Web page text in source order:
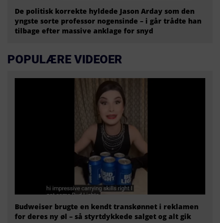
De politisk korrekte hyldede Jason Arday som den
yngste sorte professor nogensinde – i går trådte han
tilbage efter massive anklage for snyd
POPULÆRE VIDEOER
Budweiser brugte en kendt transkønnet i reklamen
for deres ny øl – så styrtdykkede salget og alt gik